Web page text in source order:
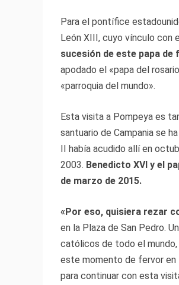
Para el pontífice
León XIII, cuyo vínculo con
sucesión de este papa de
apodado el «papa del
«parroquia del mundo».
Esta visita a Pompeya es
santuario de Campania se
II había acudido allí en
2003. Benedicto XVI y el
de marzo de 2015.
«Por eso, quisiera rezar
en la Plaza de San Pedro.
católicos de todo el mundo,
este momento de fervor en
para continuar con esta